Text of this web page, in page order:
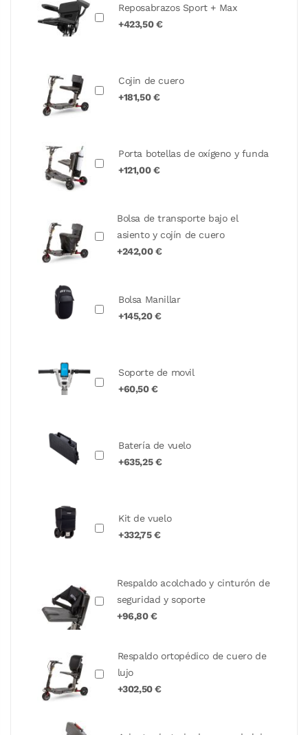
Reposabrazos Sport + Max
+423,50 €
Cojin de cuero
+181,50 €
Porta botellas de oxígeno y funda
+121,00 €
Bolsa de transporte bajo el
asiento y cojín de cuero
+242,00 €
Bolsa Manillar
+145,20 €
Soporte de movil
+60,50 €
Batería de vuelo
+635,25 €
Kit de vuelo
+332,75 €
Respaldo acolchado y cinturón de
seguridad y soporte
+96,80 €
Respaldo ortopédico de cuero de
lujo
+302,50 €